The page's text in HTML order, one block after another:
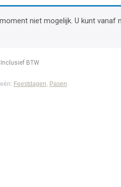
niet mogelijk. U kunt vanaf
Inclusief BTW
Feestdagen, Pasen